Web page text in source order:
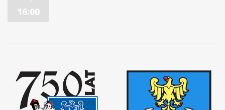
16:00